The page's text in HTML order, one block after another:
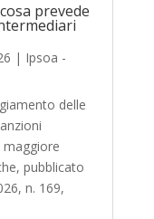
prevede
| Ipsoa -
delle
pubblicato
n. 169,